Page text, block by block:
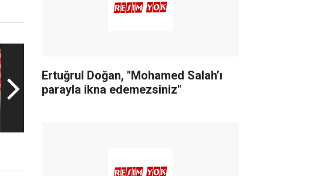
Ertuğrul Doğan, "Mohamed Salah’ı
parayla ikna edemezsiniz"